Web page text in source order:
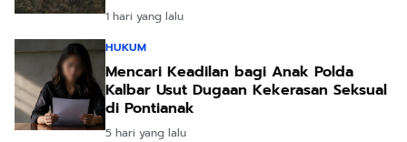
Hidup Leluhur
1 hari yang lalu
HUKUM
Mencari Keadilan bagi Anak Polda
Kalbar Usut Dugaan Kekerasan Seksual
di Pontianak
5 hari yang lalu